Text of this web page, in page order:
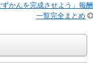
かんを完成させよう」報酬
一覧完全まとめ